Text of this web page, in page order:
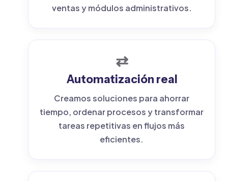
ventas y módulos administrativos.
⇄
Automatización real
Creamos soluciones para ahorrar
tiempo, ordenar procesos y transformar
tareas repetitivas en flujos más
eficientes.